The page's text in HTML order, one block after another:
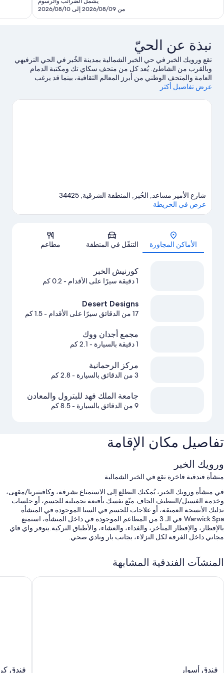
SAR
204
من 2026/08/09 إلى 2026/08/10
نبذة عن الحيّ
تقع ورويك الخبر في حي الخبر الشمالية بمدينة الخُبر في الحي الترفيهي
وبالقرب من الشاطئ. يُعد كل من متحف سكاي تك ومكتبة الدمام
العامة والمتحف الوطني من أبرز المعالم الثقافية، بينما قد يرغب
المسافرون الذين يتطلعون إلى التسوق في زيارة كل من مركز
ومركز الملك عبد العزيز الثقافي العالمي - إثراء أيضًا.
تفضل بزيارة أدلتنا
عرض تفاصيل أكثر
الخريطة
شارع الأمير مساعد, الخُبر, المنطقة الشرقية, 34425
عرض في الخريطة
الأماكن المجاورة التنقّل في المنطقة مطاعم
كورنيش الخبر
1 دقيقة سيرًا على الأقدام - 0.2 كم
Desert Designs
17 من الدقائق سيرًا على الأقدام - 1.5 كم
مجمع أجدان ووك
1 دقيقة بالسيارة - 2.1 كم
مركز الرحمانية
3 من الدقائق بالسيارة - 2.8 كم
جامعة الملك فهد للبترول والمعادن
9 من الدقائق بالسيارة - 8.5 كم
تفاصيل مكان الإقامة
ورويك الخبر
منشأة فندقية فاخرة تقع في الخبر الشمالية
في منشأة ورويك الخبر، يُمكنك التطلع إلى الاستمتاع بشرفة، وكافيتيريا/مقهى،
وخدمة الغسيل/التنظيف الجاف.متّع نفسك بأقنعة تجميلية للجسم، أو جلسات
تدليك الأنسجة العميقة، أو علاجات للجسم في السبا الموجودة في المنشأة
Warwick Spa.في الـ 3 من المطاعم الموجودة في داخل المنشأة، استمتع
بالإفطار، والإفطار المتأخر، والغداء، والعشاء، والأطباق التركية.يتوفر واي فاي
مجاني داخل الغرفة لكل النزلاء، بجانب بار ونادي صحي.
حمام سباحة مغطى وحمام سباحة مكشوف
صف السيارة بمعرفة النزيل وصف السيارة مجانًا بمعرفة الفندق مجانًا
وقائمة الوسائد، بالإضافة إلى مزايا مثل تكييف وأرواب حمام.
المنشآت الفندقية المشابهة
فندق
فندق أسوار
فندق أسوار
فندق
فندق
فندق